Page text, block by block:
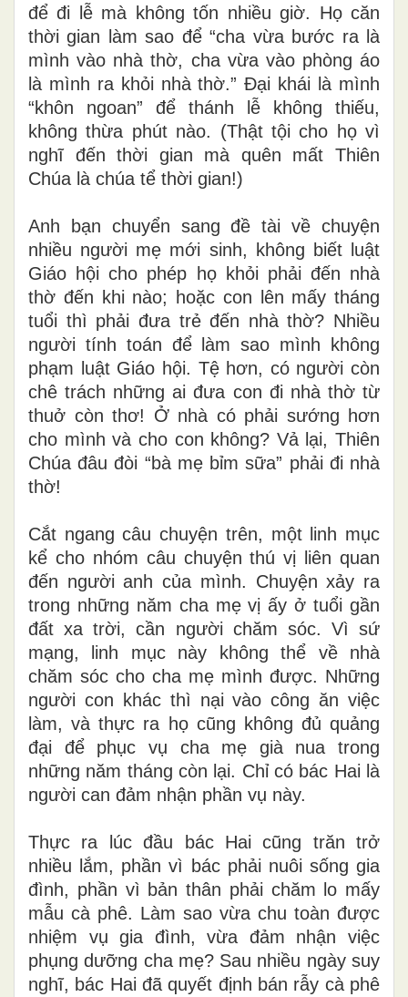
để đi lễ mà không tốn nhiều giờ. Họ căn
thời gian làm sao để “cha vừa bước ra là
mình vào nhà thờ, cha vừa vào phòng áo
là mình ra khỏi nhà thờ.” Đại khái là mình
“khôn ngoan” để thánh lễ không thiếu,
không thừa phút nào. (Thật tội cho họ vì
nghĩ đến thời gian mà quên mất Thiên
Chúa là chúa tể thời gian!)
Anh bạn chuyển sang đề tài về chuyện
nhiều người mẹ mới sinh, không biết luật
Giáo hội cho phép họ khỏi phải đến nhà
thờ đến khi nào; hoặc con lên mấy tháng
tuổi thì phải đưa trẻ đến nhà thờ? Nhiều
người tính toán để làm sao mình không
phạm luật Giáo hội. Tệ hơn, có người còn
chê trách những ai đưa con đi nhà thờ từ
thuở còn thơ! Ở nhà có phải sướng hơn
cho mình và cho con không? Vả lại, Thiên
Chúa đâu đòi “bà mẹ bỉm sữa” phải đi nhà
thờ!
Cắt ngang câu chuyện trên, một linh mục
kể cho nhóm câu chuyện thú vị liên quan
đến người anh của mình. Chuyện xảy ra
trong những năm cha mẹ vị ấy ở tuổi gần
đất xa trời, cần người chăm sóc. Vì sứ
mạng, linh mục này không thể về nhà
chăm sóc cho cha mẹ mình được. Những
người con khác thì nại vào công ăn việc
làm, và thực ra họ cũng không đủ quảng
đại để phục vụ cha mẹ già nua trong
những năm tháng còn lại. Chỉ có bác Hai là
người can đảm nhận phần vụ này.
Thực ra lúc đầu bác Hai cũng trăn trở
nhiều lắm, phần vì bác phải nuôi sống gia
đình, phần vì bản thân phải chăm lo mấy
mẫu cà phê. Làm sao vừa chu toàn được
nhiệm vụ gia đình, vừa đảm nhận việc
phụng dưỡng cha mẹ? Sau nhiều ngày suy
nghĩ, bác Hai đã quyết định bán rẫy cà phê